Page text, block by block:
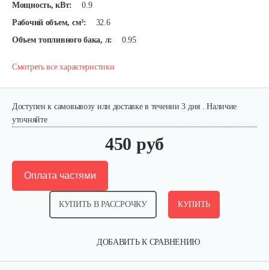
Мощность, кВт:
0.9
Рабочий объем, см³:
32.6
Объем топливного бака, л:
0.95
Смотреть все характеристики
450 руб
Доступен к самовывозу или доставке в течении 3 дня . Наличие
уточняйте
ДОБАВИТЬ К СРАВНЕНИЮ
КУПИТЬ В РАССРОЧКУ КУПИТЬ
Оплата частями